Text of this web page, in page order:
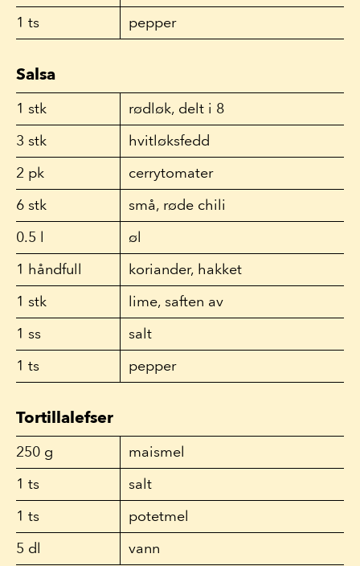
1 ts pepper
Salsa
1 stk
rødløk, delt i 8
3 stk
hvitløksfedd
2 pk
cerrytomater
6 stk
små, røde chili
0.5 l
øl
1 håndfull
koriander, hakket
1 stk
lime, saften av
1 ss
salt
1 ts pepper
Tortillalefser
250 g
maismel
1 ts
salt
1 ts
potetmel
5 dl vann